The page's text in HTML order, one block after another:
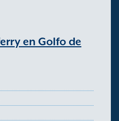
en Golfo de